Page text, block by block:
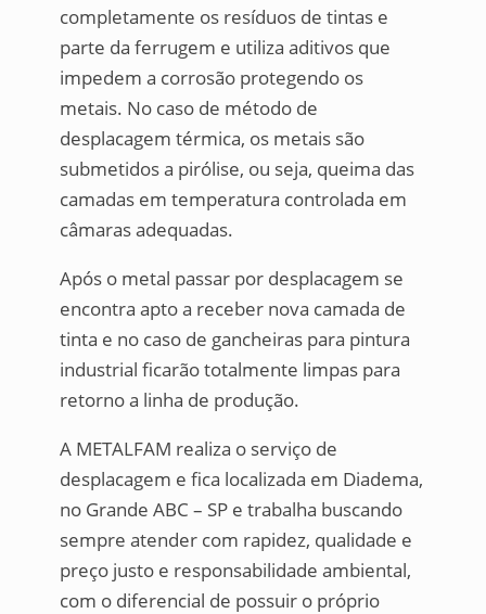
completamente os resíduos de tintas e
parte da ferrugem e utiliza aditivos que
impedem a corrosão protegendo os
metais. No caso de método de
desplacagem térmica, os metais são
submetidos a pirólise, ou seja, queima das
camadas em temperatura controlada em
câmaras adequadas.
Após o metal passar por desplacagem se
encontra apto a receber nova camada de
tinta e no caso de gancheiras para pintura
industrial ficarão totalmente limpas para
retorno a linha de produção.
A METALFAM realiza o serviço de
desplacagem e fica localizada em Diadema,
no Grande ABC – SP e trabalha buscando
sempre atender com rapidez, qualidade e
preço justo e responsabilidade ambiental,
com o diferencial de possuir o próprio